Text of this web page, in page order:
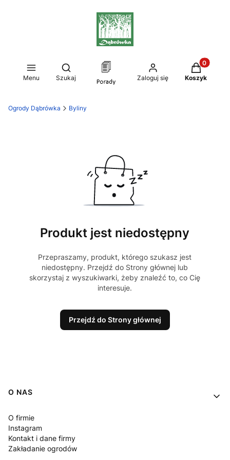
Menu
Otwórz wyszukiwarkę
Szukaj Zaloguj się
Produkty
Koszyk
Ogrody Dąbrówka Byliny
Produkt jest niedostępny
Przepraszamy, produkt, którego szukasz jest
niedostępny. Przejdź do Strony głównej lub
skorzystaj z wyszukiwarki, żeby znaleźć to, co Cię
interesuje.
Przejdź do Strony głównej
Linki w stopce
O NAS
O firmie
Instagram
Kontakt i dane firmy
Zakładanie ogrodów